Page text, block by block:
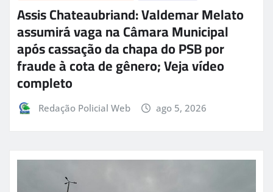
Assis Chateaubriand: Valdemar Melato
assumirá vaga na Câmara Municipal
após cassação da chapa do PSB por
fraude à cota de gênero; Veja vídeo
completo
Redação Policial Web ago 5, 2026